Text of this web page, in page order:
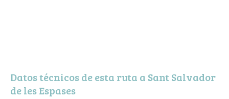
Datos técnicos de esta ruta a Sant Salvador
de les Espases